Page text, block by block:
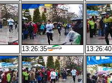
13:26:35 13:26:40